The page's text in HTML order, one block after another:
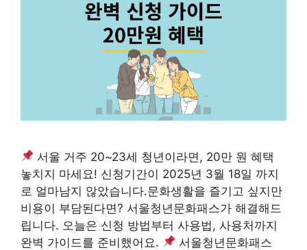
서울 거주 20~23세 청년이라면, 20만 원 혜택
놓치지 마세요! 신청기간이 2025년 3월 18일 까지
로 얼마남지 않았습니다.문화생활을 즐기고 싶지만
비용이 부담된다면? 서울청년문화패스가 해결해드
립니다. 오늘은 신청 방법부터 사용법, 사용처까지
완벽 가이드를 준비했어요.
서울청년문화패스